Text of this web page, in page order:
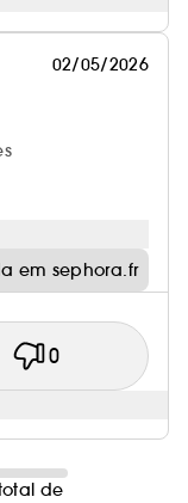
02/05/2026
em sephora.fr
0
de